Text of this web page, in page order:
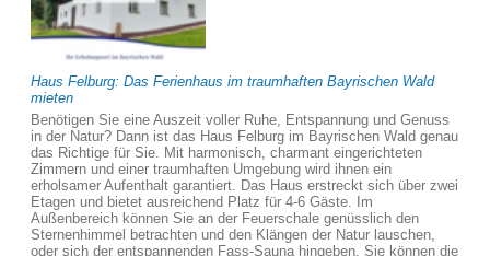
Haus Felburg: Das Ferienhaus im traumhaften Bayrischen Wald
mieten
Benötigen Sie eine Auszeit voller Ruhe, Entspannung und Genuss
in der Natur? Dann ist das Haus Felburg im Bayrischen Wald genau
das Richtige für Sie. Mit harmonisch, charmant eingerichteten
Zimmern und einer traumhaften Umgebung wird ihnen ein
erholsamer Aufenthalt garantiert. Das Haus erstreckt sich über zwei
Etagen und bietet ausreichend Platz für 4-6 Gäste. Im
Außenbereich können Sie an der Feuerschale genüsslich den
Sternenhimmel betrachten und den Klängen der Natur lauschen,
oder sich der entspannenden Fass-Sauna hingeben. Sie können die